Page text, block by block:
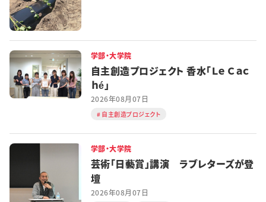
学部・大学院
自主創造プロジェクト 香水「Ｌｅ Ｃａｃ
ｈé」
2026年08月07日
自主創造プロジェクト
学部・大学院
芸術「日藝賞」講演 ラブレターズが登
壇
2026年08月07日